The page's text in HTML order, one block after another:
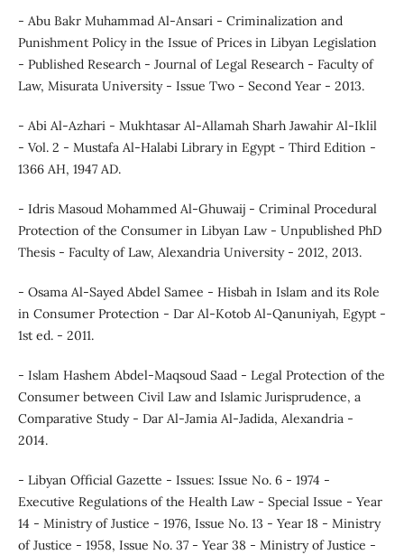
- Abu Bakr Muhammad Al-Ansari - Criminalization and
Punishment Policy in the Issue of Prices in Libyan Legislation
- Published Research - Journal of Legal Research - Faculty of
Law, Misurata University - Issue Two - Second Year - 2013.
- Abi Al-Azhari - Mukhtasar Al-Allamah Sharh Jawahir Al-Iklil
- Vol. 2 - Mustafa Al-Halabi Library in Egypt - Third Edition -
1366 AH, 1947 AD.
- Idris Masoud Mohammed Al-Ghuwaij - Criminal Procedural
Protection of the Consumer in Libyan Law - Unpublished PhD
Thesis - Faculty of Law, Alexandria University - 2012, 2013.
- Osama Al-Sayed Abdel Samee - Hisbah in Islam and its Role
in Consumer Protection - Dar Al-Kotob Al-Qanuniyah, Egypt -
1st ed. - 2011.
- Islam Hashem Abdel-Maqsoud Saad - Legal Protection of the
Consumer between Civil Law and Islamic Jurisprudence, a
Comparative Study - Dar Al-Jamia Al-Jadida, Alexandria -
2014.
- Libyan Official Gazette - Issues: Issue No. 6 - 1974 -
Executive Regulations of the Health Law - Special Issue - Year
14 - Ministry of Justice - 1976, Issue No. 13 - Year 18 - Ministry
of Justice - 1958, Issue No. 37 - Year 38 - Ministry of Justice -